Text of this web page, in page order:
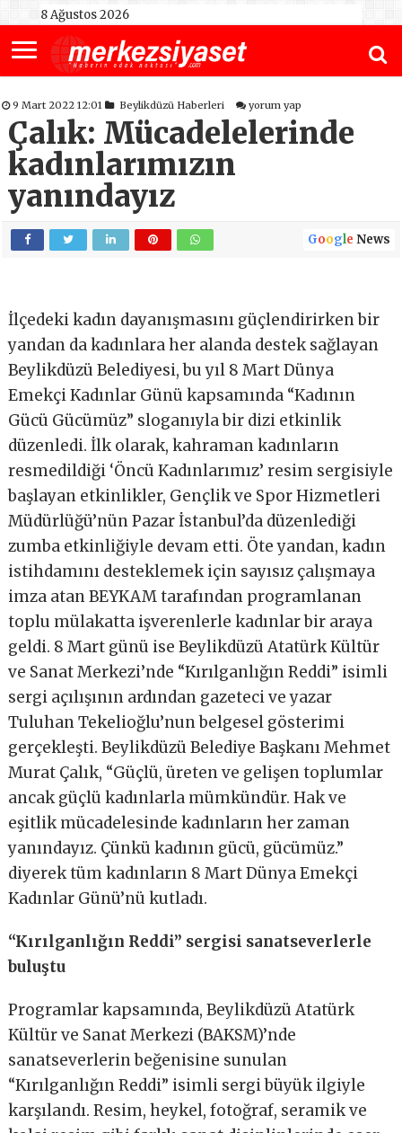
8 Ağustos 2026
9 Mart 2022 12:01 Beylikdüzü Haberleri yorum yap
Çalık: Mücadelelerinde
kadınlarımızın
yanındayız
Google News
İlçedeki kadın dayanışmasını güçlendirirken bir
yandan da kadınlara her alanda destek sağlayan
Beylikdüzü Belediyesi, bu yıl 8 Mart Dünya
Emekçi Kadınlar Günü kapsamında “Kadının
Gücü Gücümüz” sloganıyla bir dizi etkinlik
düzenledi. İlk olarak, kahraman kadınların
resmedildiği ‘Öncü Kadınlarımız’ resim sergisiyle
başlayan etkinlikler, Gençlik ve Spor Hizmetleri
Müdürlüğü’nün Pazar İstanbul’da düzenlediği
zumba etkinliğiyle devam etti. Öte yandan, kadın
istihdamını desteklemek için sayısız çalışmaya
imza atan BEYKAM tarafından programlanan
toplu mülakatta işverenlerle kadınlar bir araya
geldi. 8 Mart günü ise Beylikdüzü Atatürk Kültür
ve Sanat Merkezi’nde “Kırılganlığın Reddi” isimli
sergi açılışının ardından gazeteci ve yazar
Tuluhan Tekelioğlu’nun belgesel gösterimi
gerçekleşti. Beylikdüzü Belediye Başkanı Mehmet
Murat Çalık, “Güçlü, üreten ve gelişen toplumlar
ancak güçlü kadınlarla mümkündür. Hak ve
eşitlik mücadelesinde kadınların her zaman
yanındayız. Çünkü kadının gücü, gücümüz.”
diyerek tüm kadınların 8 Mart Dünya Emekçi
Kadınlar Günü’nü kutladı.
“Kırılganlığın Reddi” sergisi sanatseverlerle
buluştu
Programlar kapsamında, Beylikdüzü Atatürk
Kültür ve Sanat Merkezi (BAKSM)’nde
sanatseverlerin beğenisine sunulan
“Kırılganlığın Reddi” isimli sergi büyük ilgiyle
karşılandı. Resim, heykel, fotoğraf, seramik ve